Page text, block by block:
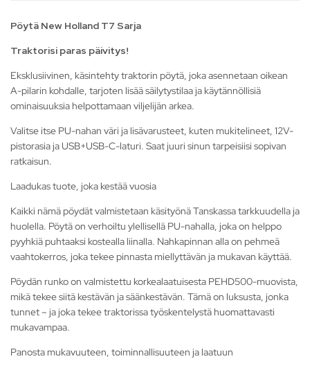
Pöytä New Holland T7 Sarja
Traktorisi paras päivitys!
Eksklusiivinen, käsintehty traktorin pöytä, joka asennetaan oikean
A-pilarin kohdalle, tarjoten lisää säilytystilaa ja käytännöllisiä
ominaisuuksia helpottamaan viljelijän arkea.
Valitse itse PU-nahan väri ja lisävarusteet, kuten mukitelineet, 12V-
pistorasia ja USB+USB-C-laturi. Saat juuri sinun tarpeisiisi sopivan
ratkaisun.
Laadukas tuote, joka kestää vuosia
Kaikki nämä pöydät valmistetaan käsityönä Tanskassa tarkkuudella ja
huolella. Pöytä on verhoiltu ylellisellä PU-nahalla, joka on helppo
pyyhkiä puhtaaksi kostealla liinalla. Nahkapinnan alla on pehmeä
vaahtokerros, joka tekee pinnasta miellyttävän ja mukavan käyttää.
Pöydän runko on valmistettu korkealaatuisesta PEHD500-muovista,
mikä tekee siitä kestävän ja säänkestävän. Tämä on luksusta, jonka
tunnet – ja joka tekee traktorissa työskentelystä huomattavasti
mukavampaa.
Panosta mukavuuteen, toiminnallisuuteen ja laatuun